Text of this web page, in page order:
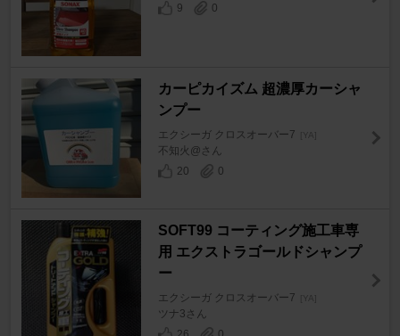
9
0
カーピカイズム 超濃厚カーシャ
ンプー
エクシーガ クロスオーバー7 [YA]
不知火@さん
20
0
SOFT99 コーティング施工車専
用 エクストラゴールドシャンプ
ー
エクシーガ クロスオーバー7 [YA]
ツナ3さん